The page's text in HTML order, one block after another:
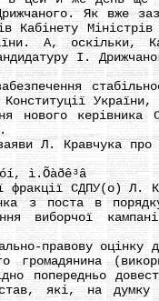
Як вже
Кабінету
А, оскільки,
І.
нового
Л. Кравчука про
ì.Õàðê³â
СДПУ(о) Л.
з поста в
виборчої
правову оцінку
громадянина
попередньо
які, на